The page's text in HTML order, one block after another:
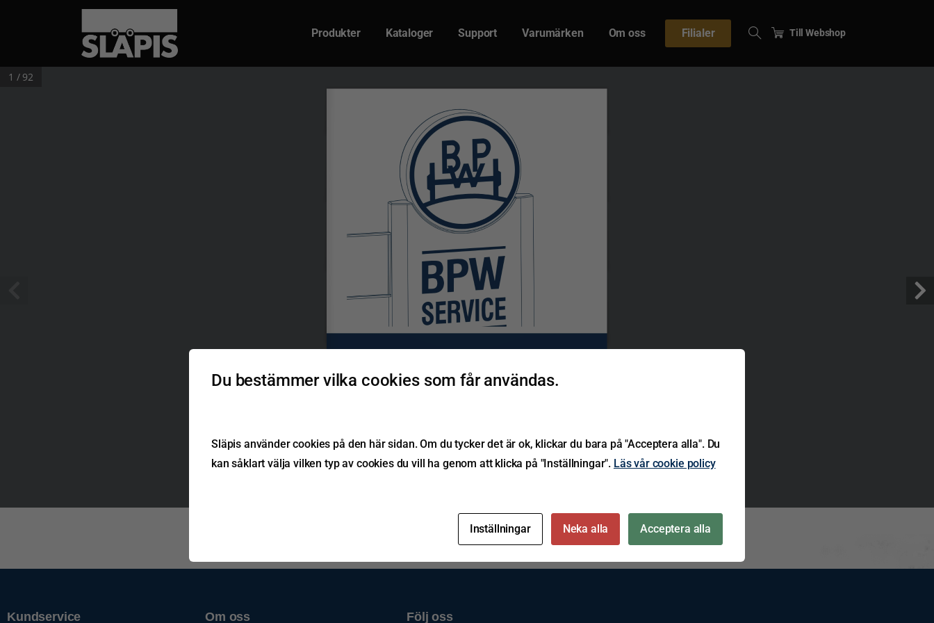
Produkter Kataloger Support Varumärken Om oss Filialer Till Webshop
Underhållsföreskrifter
BPW-W 33112301s
1 / 92
Kundservice Om oss Följ oss
Du bestämmer vilka cookies som får användas.
Släpis använder cookies på den här sidan. Om du tycker det är ok, klickar du bara på "Acceptera alla". Du
kan såklart välja vilken typ av cookies du vill ha genom att klicka på "Inställningar". Läs vår cookie policy
Inställningar Neka alla Acceptera alla